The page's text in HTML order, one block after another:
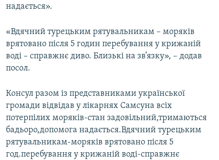
надається».
«Вдячний турецьким рятувальникам – моряків
врятовано після 5 годин перебування у крижаній
воді – справжнє диво. Близькі на зв’язку», – додав
посол.
Консул разом із представниками української
громади відвідав у лікарнях Самсуна всіх
потерпілих моряків-стан задовільний,тримаються
бадьоро,допомога надається.Вдячний турецьким
рятувальникам-моряків врятовано після 5
год.перебування у крижаній воді-справжнє